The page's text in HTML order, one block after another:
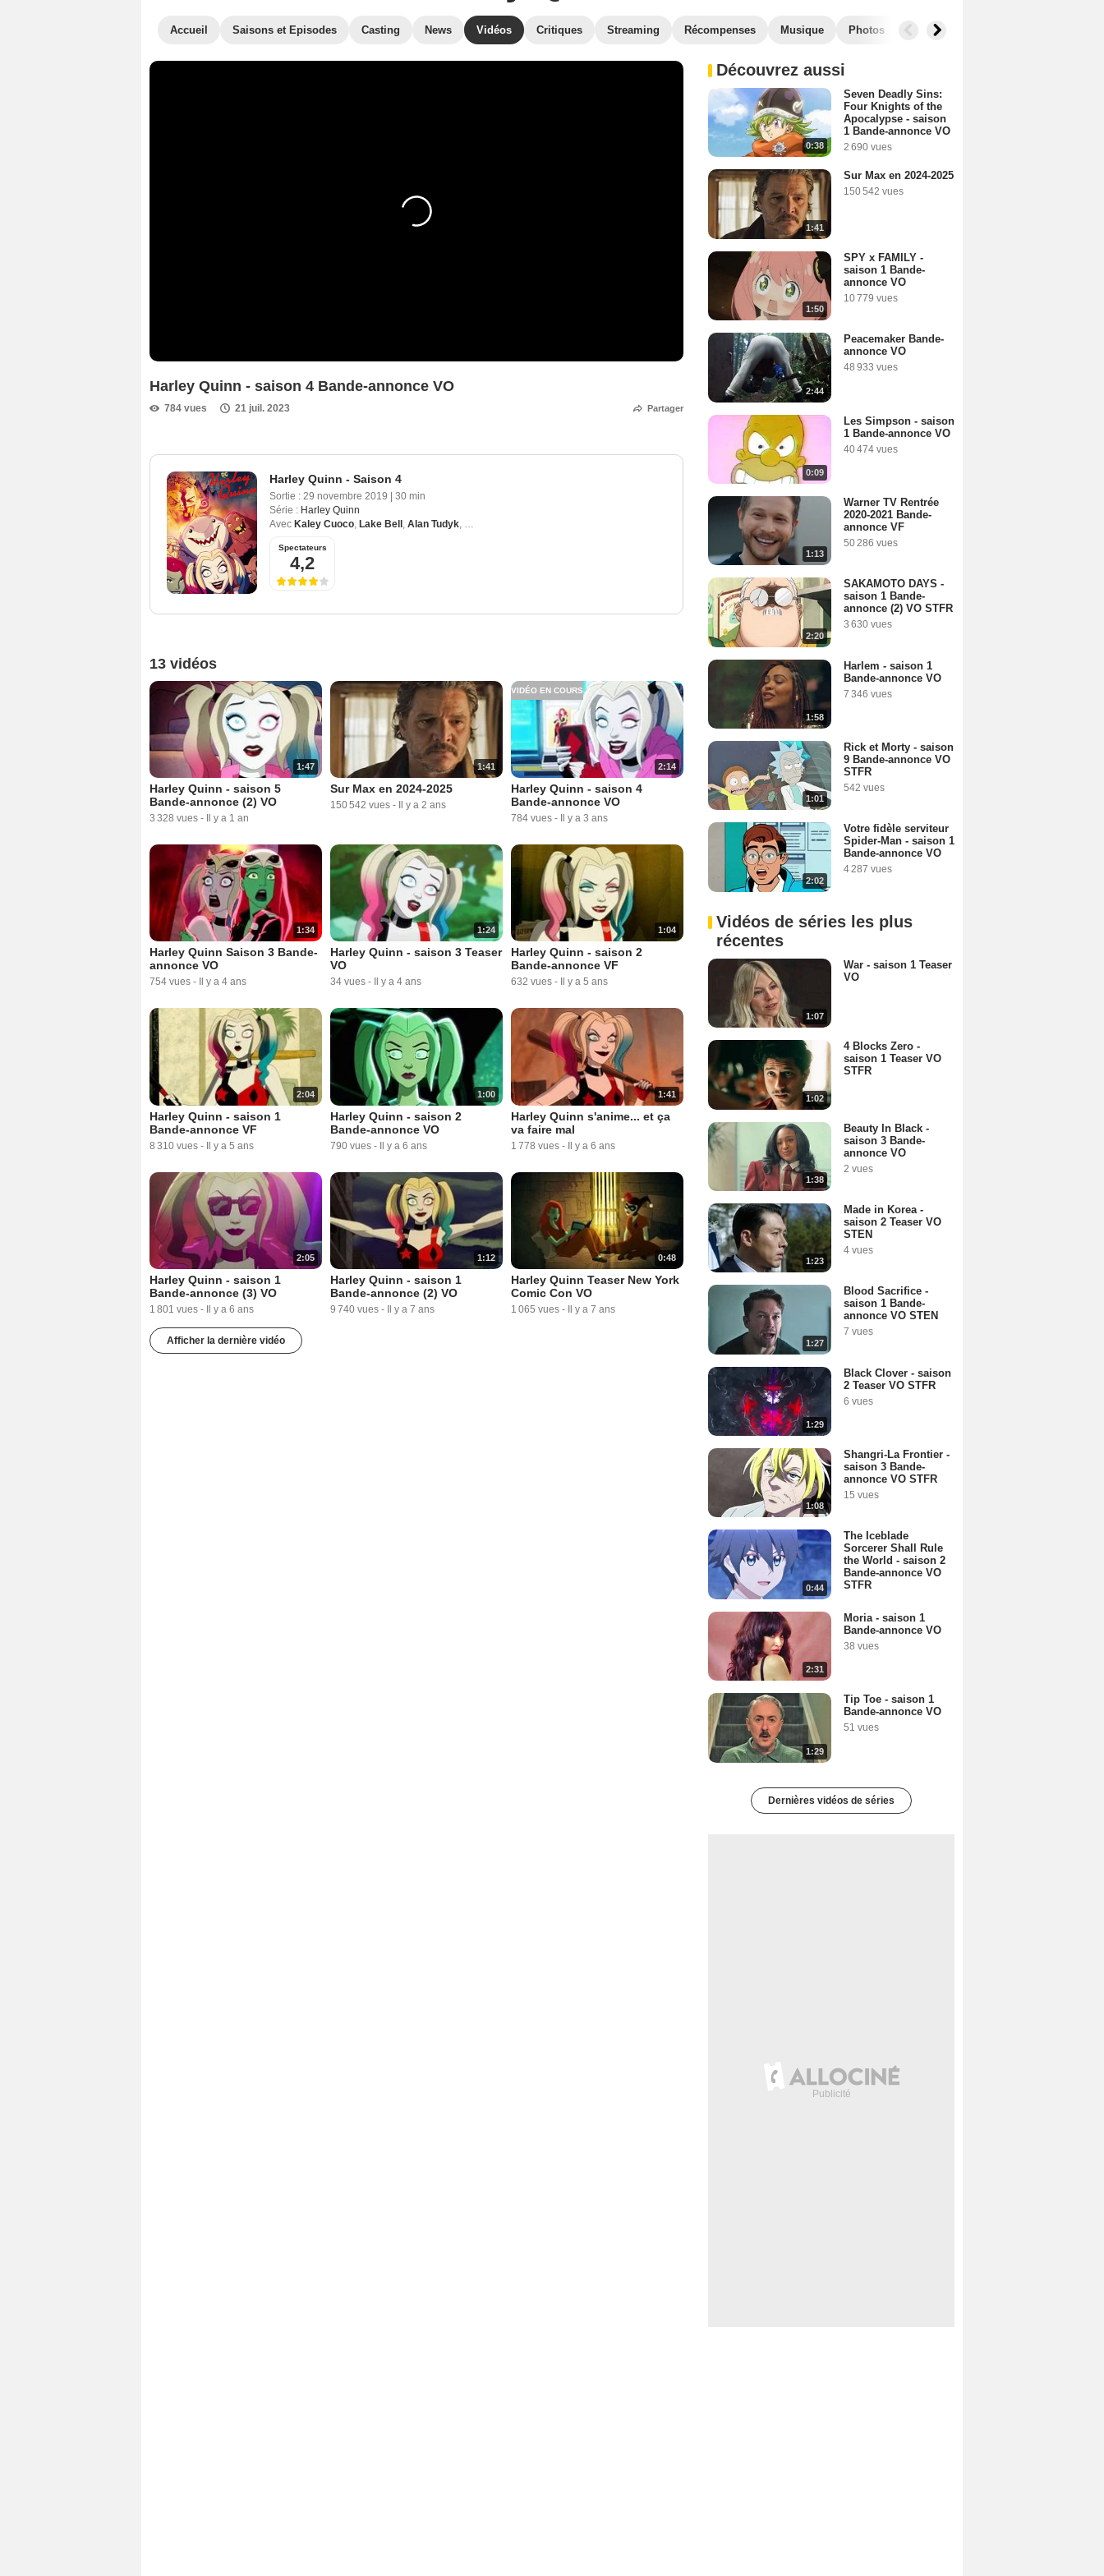
Accueil Saisons et Episodes Casting News Vidéos Critiques Streaming Récompenses Musique Photos Séries similaires
Harley Quinn - saison 4 Bande-annonce VO
784 vues 21 juil. 2023 Partager
Harley Quinn - Saison 4
Sortie : 29 novembre 2019
30 min
Série : Harley Quinn
Avec Kaley Cuoco, Lake Bell , Alan Tudyk, Tony Hale
Spectateurs
4,2
13 vidéos
1:47
Harley Quinn - saison 5
Bande-annonce (2) VO
3 328 vues - Il y a 1 an
1:41
Sur Max en 2024-2025
150 542 vues - Il y a 2 ans
2:14
VIDÉO EN COURS
Harley Quinn - saison 4
Bande-annonce VO
784 vues - Il y a 3 ans
1:34
Harley Quinn Saison 3 Bande-
annonce VO
754 vues - Il y a 4 ans
1:24
Harley Quinn - saison 3 Teaser
VO
34 vues - Il y a 4 ans
1:04
Harley Quinn - saison 2
Bande-annonce VF
632 vues - Il y a 5 ans
2:04
Harley Quinn - saison 1
Bande-annonce VF
8 310 vues - Il y a 5 ans
1:00
Harley Quinn - saison 2
Bande-annonce VO
790 vues - Il y a 6 ans
1:41
Harley Quinn s'anime... et ça
va faire mal
1 778 vues - Il y a 6 ans
2:05
Harley Quinn - saison 1
Bande-annonce (3) VO
1 801 vues - Il y a 6 ans
1:12
Harley Quinn - saison 1
Bande-annonce (2) VO
9 740 vues - Il y a 7 ans
0:48
Harley Quinn Teaser New York
Comic Con VO
1 065 vues - Il y a 7 ans
Afficher la dernière vidéo
Découvrez aussi
0:38
Seven Deadly Sins:
Four Knights of the
Apocalypse - saison
1 Bande-annonce VO
2 690 vues
1:41
Sur Max en 2024-2025
150 542 vues
1:50
SPY x FAMILY -
saison 1 Bande-
annonce VO
10 779 vues
2:44
Peacemaker Bande-
annonce VO
48 933 vues
0:09
Les Simpson - saison
1 Bande-annonce VO
40 474 vues
1:13
Warner TV Rentrée
2020-2021 Bande-
annonce VF
50 286 vues
2:20
SAKAMOTO DAYS -
saison 1 Bande-
annonce (2) VO STFR
3 630 vues
1:58
Harlem - saison 1
Bande-annonce VO
7 346 vues
1:01
Rick et Morty - saison
9 Bande-annonce VO
STFR
542 vues
2:02
Votre fidèle serviteur
Spider-Man - saison 1
Bande-annonce VO
4 287 vues
Vidéos de séries les plus
récentes
1:07
War - saison 1 Teaser
VO
1:02
4 Blocks Zero -
saison 1 Teaser VO
STFR
1:38
Beauty In Black -
saison 3 Bande-
annonce VO
2 vues
1:23
Made in Korea -
saison 2 Teaser VO
STEN
4 vues
1:27
Blood Sacrifice -
saison 1 Bande-
annonce VO STEN
7 vues
1:29
Black Clover - saison
2 Teaser VO STFR
6 vues
1:08
Shangri-La Frontier -
saison 3 Bande-
annonce VO STFR
15 vues
0:44
The Iceblade
Sorcerer Shall Rule
the World - saison 2
Bande-annonce VO
STFR
2:31
Moria - saison 1
Bande-annonce VO
38 vues
1:29
Tip Toe - saison 1
Bande-annonce VO
51 vues
Dernières vidéos de séries